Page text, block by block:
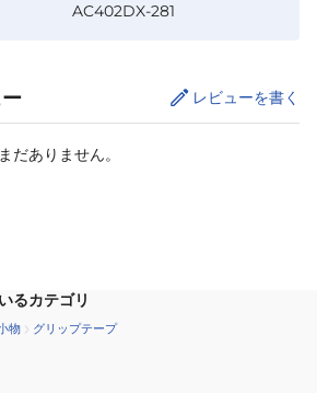
AC402DX-281
レビューを書く
だありません。
るカテゴリ
物 グリップテープ